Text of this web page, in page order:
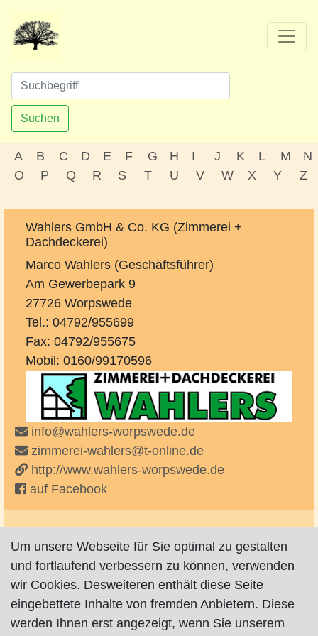
Suchen
A B C D E F G H I J K L M
N
O
P Q R S T U V W X Y Z
Wahlers GmbH & Co. KG (Zimmerei +
Dachdeckerei)
Marco Wahlers (Geschäftsführer)
Am Gewerbepark 9
27726 Worpswede
Tel.: 04792/955699
Fax: 04792/955675
Mobil: 0160/99170596
info@wahlers-worpswede.de
zimmerei-wahlers@t-online.de
http://www.wahlers-worpswede.de
auf Facebook
Energieberatung.
Dachgauben, Eingangsüberdachung,
Energieberatung, Holztore / Türen, Zäune u.v.m.
Um unsere Webseite für Sie optimal zu gestalten
und fortlaufend verbessern zu können, verwenden
wir Cookies. Desweiteren enthält diese Seite
eingebettete Inhalte von fremden Anbietern. Diese
werden Ihnen erst angezeigt, wenn Sie unserem